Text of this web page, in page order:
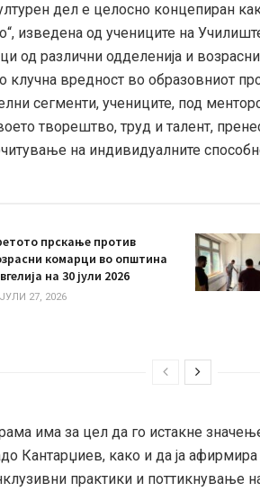
дел е целосно концепиран
изведена од учениците на
од различни одделенија и
клучна вредност во образовниот
сегменти, учениците, под
творештво, труд и талент,
на индивидуалните
прскање против
комарци во општина
на 30 јули 2026
27, 2026
има за цел да го истакне
Кантарџиев, како и да ја
практики и поттикнување